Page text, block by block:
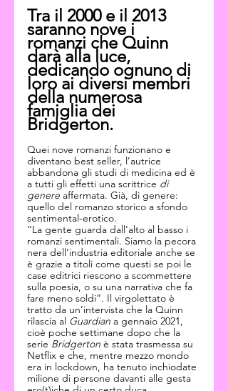
Tra il 2000 e il 2013
saranno nove i
romanzi che Quinn
darà alla luce,
dedicando ognuno di
loro ai diversi membri
della numerosa
famiglia dei
Bridgerton.
Quei nove romanzi funzionano e
diventano best seller, l’autrice
abbandona gli studi di medicina ed è
a tutti gli effetti una scrittrice di
genere affermata. Già, di genere:
quello del romanzo storico a sfondo
sentimental-erotico.
“La gente guarda dall’alto al basso i
romanzi sentimentali. Siamo la pecora
nera dell’industria editoriale anche se
è grazie a titoli come questi se poi le
case editrici riescono a scommettere
sulla poesia, o su una narrativa che fa
fare meno soldi”. Il virgolettato è
tratto da un’intervista che la Quinn
rilascia al Guardian a gennaio 2021,
cioè poche settimane dopo che la
serie Bridgerton è stata trasmessa su
Netflix e che, mentre mezzo mondo
era in lockdown, ha tenuto inchiodate
milione di persone davanti alle gesta